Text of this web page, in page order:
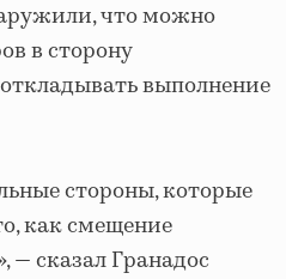
что можно
в сторону
выполнение
стороны, которые
как смещение
— сказал Гранадос